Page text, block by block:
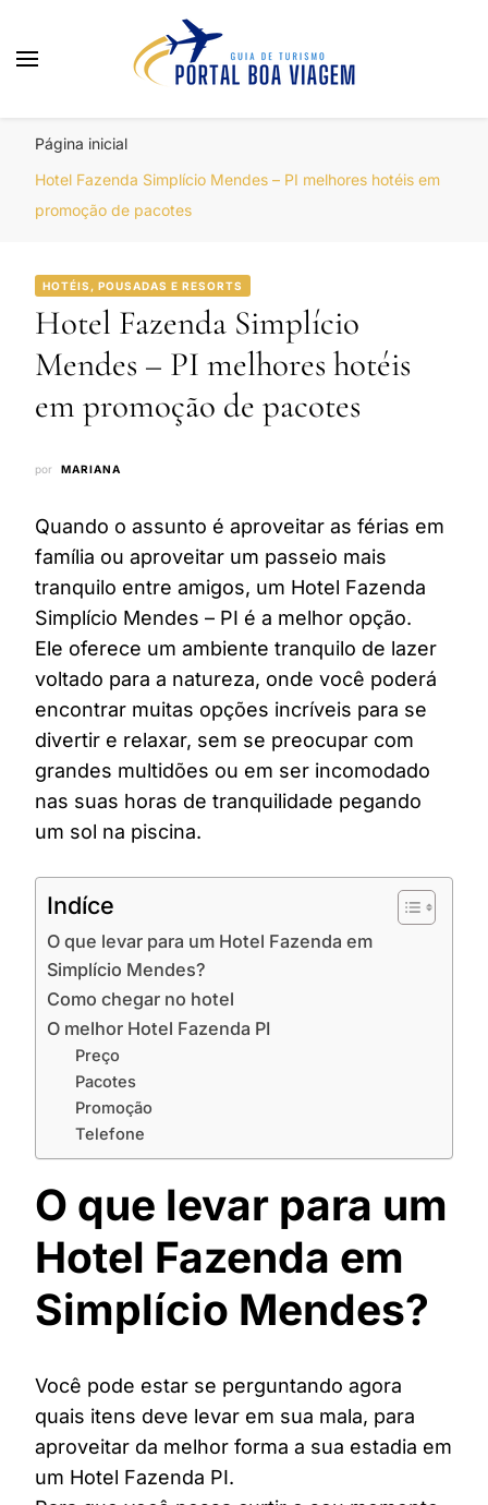
Página inicial
Hotel Fazenda Simplício Mendes – PI melhores hotéis em
promoção de pacotes
HOTÉIS, POUSADAS E RESORTS
Hotel Fazenda Simplício
Mendes – PI melhores hotéis
em promoção de pacotes
por MARIANA
Quando o assunto é aproveitar as férias em
família ou aproveitar um passeio mais
tranquilo entre amigos, um Hotel Fazenda
Simplício Mendes – PI é a melhor opção.
Ele oferece um ambiente tranquilo de lazer
voltado para a natureza, onde você poderá
encontrar muitas opções incríveis para se
divertir e relaxar, sem se preocupar com
grandes multidões ou em ser incomodado
nas suas horas de tranquilidade pegando
um sol na piscina.
Indíce
O que levar para um Hotel Fazenda em
Simplício Mendes?
Como chegar no hotel
O melhor Hotel Fazenda PI
Preço
Pacotes
Promoção
Telefone
O que levar para um
Hotel Fazenda em
Simplício Mendes?
Você pode estar se perguntando agora
quais itens deve levar em sua mala, para
aproveitar da melhor forma a sua estadia em
um Hotel Fazenda PI.